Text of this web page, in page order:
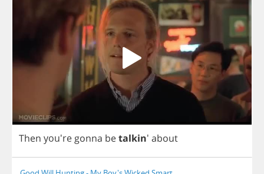
Then you'regonna betalkin' about